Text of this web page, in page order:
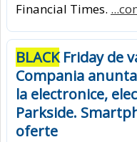
Financial Times.
BLACKFriday de
Compania
la electronice,
Parkside.
oferte